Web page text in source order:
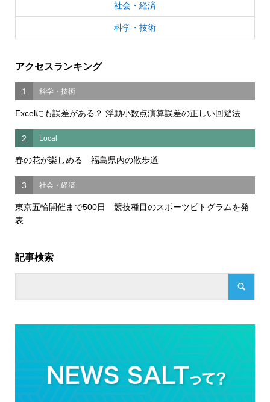
社会・経済
科学・技術
アクセスランキング
1 科学・技術
Excelにも誤差がある？ 浮動小数点演算誤差の正しい回避法
2 Local
春の花が楽しめる 福島県内の散歩道
3 社会・経済
東京五輪開催まで500日 競技種目のスポーツピトグラムを発
表
記事検索